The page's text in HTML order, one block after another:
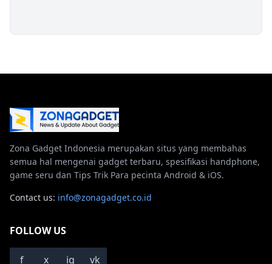
Zona Gadget Indonesia merupakan situs yang membahas
semua hal mengenai gadget terbaru, spesifikasi handphone,
game seru dan Tips Trik Para pecinta Android & iOS.
Contact us: info@zonagadget.co.id
FOLLOW US
f x ig vk